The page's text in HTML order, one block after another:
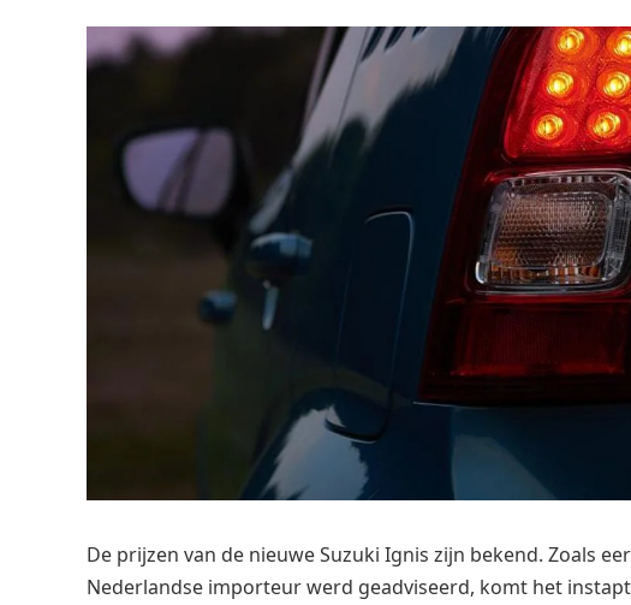
De prijzen van de nieuwe Suzuki Ignis zijn bekend. Zoals
Nederlandse importeur werd geadviseerd, komt het